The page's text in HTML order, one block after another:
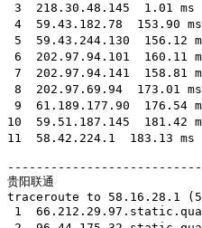
3  218.30.48.145  1.01 ms
4  59.43.182.78  153.90 ms
5  59.43.244.130  156.12
6  202.97.94.101  160.11
7  202.97.94.141  158.81
8  202.97.69.94  173.01
9  61.189.177.90  176.54
10  59.51.187.145  181.42
11  58.42.224.1  183.13 ms
贵阳联通
traceroute to 58.16.28.1
1